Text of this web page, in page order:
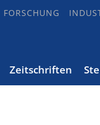
FORSCHUNG
Zeitschriften